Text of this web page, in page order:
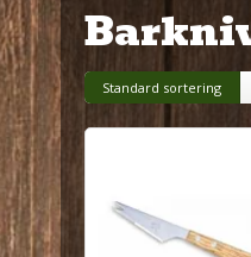
Standard sortering